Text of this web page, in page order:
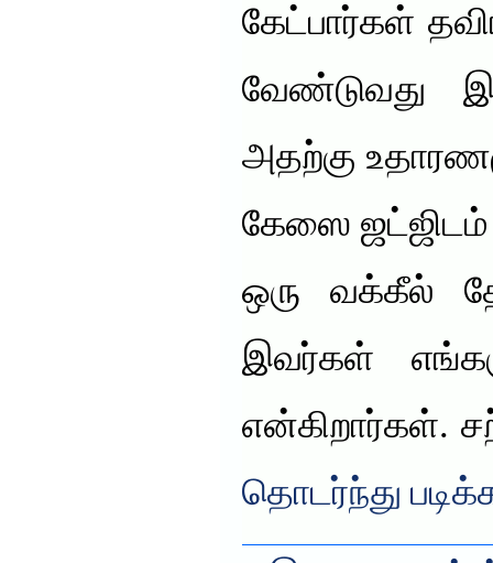
கேட்பார்கள்
வேண்டுவது
அதற்கு
கேஸை ஜட்ஜிடம்
ஒரு வக்கீல்
இவர்கள்
என்கிறார்கள்.
தொடர்ந்து